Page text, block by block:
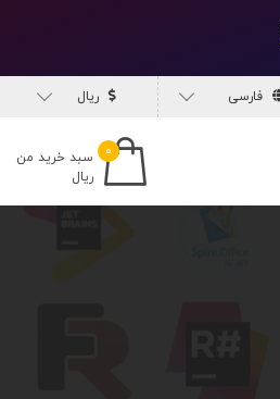
فارسی ریال
۰
سبد خرید من
ریال